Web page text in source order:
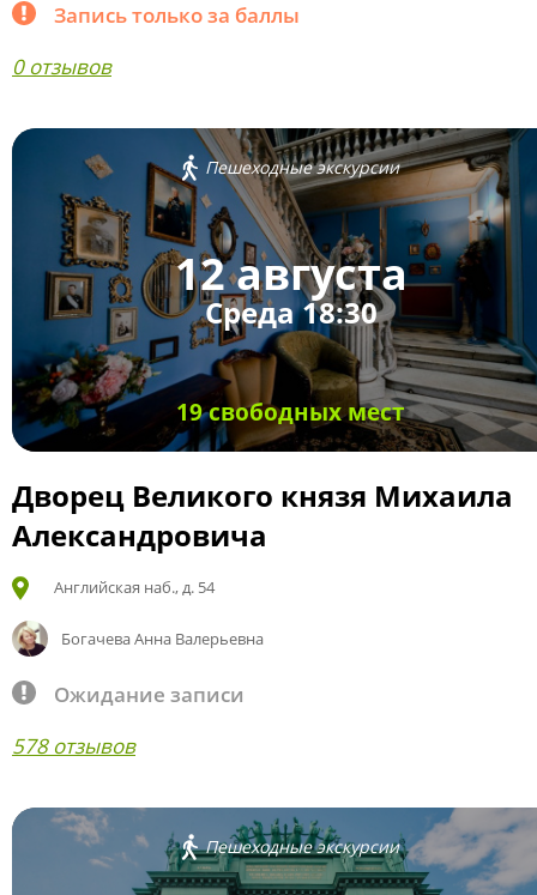
Запись только за баллы
0 отзывов
Пешеходные экскурсии
12 августа
Среда 18:30
19 свободных мест
Дворец Великого князя Михаила
Александровича
Английская наб., д. 54
Богачева Анна Валерьевна
Ожидание записи
578 отзывов
Пешеходные экскурсии